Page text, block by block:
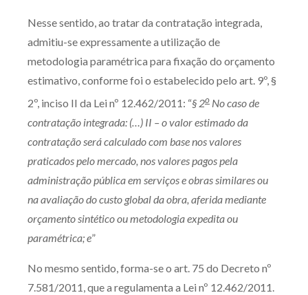
Capacitação
Zênite Online
Eventos presenciais
Zênite in Company
Diferenciais
Receba por RSS
Batel Curitiba/PR CEP80240-000
Nesse sentido, ao tratar da contratação integrada,
admitiu-se expressamente a utilização de
metodologia paramétrica para fixação do orçamento
estimativo, conforme foi o estabelecido pelo art. 9º, §
2º, inciso II da Lei nº 12.462/2011: “§ 2o No caso de
contratação integrada: (…) II – o valor estimado da
contratação será calculado com base nos valores
praticados pelo mercado, nos valores pagos pela
administração pública em serviços e obras similares ou
na avaliação do custo global da obra, aferida mediante
orçamento sintético ou metodologia expedita ou
paramétrica; e”
No mesmo sentido, forma-se o art. 75 do Decreto nº
7.581/2011, que a regulamenta a Lei nº 12.462/2011.